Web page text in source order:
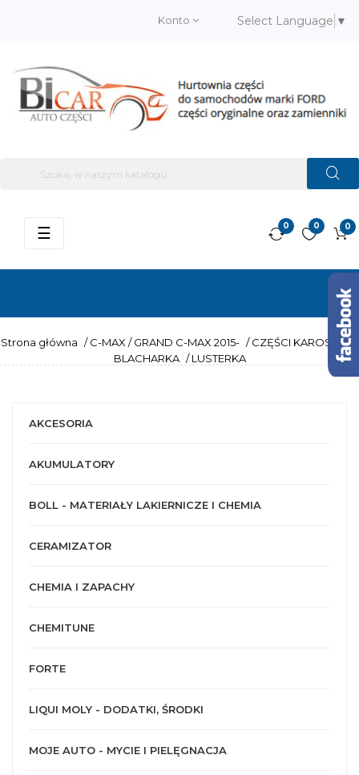
Konto Select Language ▼
0
0
0
Przełącz
☰
Strona główna / C-MAX / GRAND C-MAX 2015- / CZĘŚCI KAROSERII –
BLACHARKA / LUSTERKA
AKCESORIA
AKUMULATORY
BOLL - MATERIAŁY LAKIERNICZE I CHEMIA
CERAMIZATOR
CHEMIA I ZAPACHY
CHEMITUNE
FORTE
LIQUI MOLY - DODATKI, ŚRODKI
MOJE AUTO - MYCIE I PIELĘGNACJA